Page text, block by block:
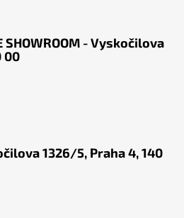
SHOWROOM - Vyskočilova
00
1326/5, Praha 4, 140